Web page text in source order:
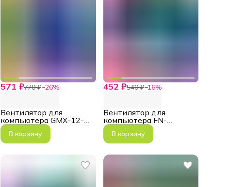
571 ₽770 ₽−26%
Вентилятор для
компьютера GMX-12-
CBB
В корзину
452 ₽540 ₽−16%
Вентилятор для
компьютера FN-
12Rainbow-M, Rainbow
ARGB
В корзину